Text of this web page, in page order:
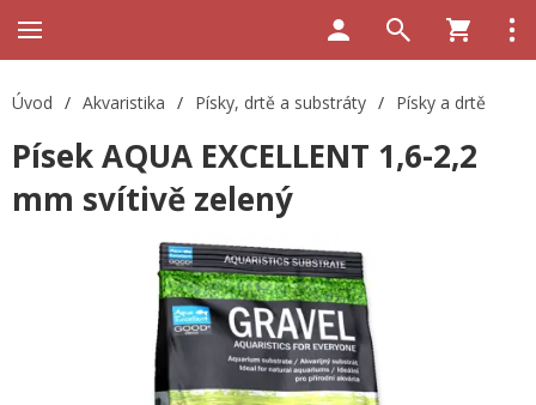
Úvod / Akvaristika / Písky, drtě a substráty / Písky a drtě
Písek AQUA EXCELLENT 1,6-2,2
mm svítivě zelený